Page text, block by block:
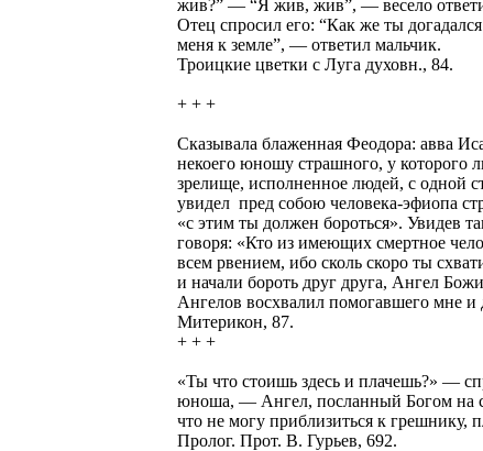
жив?” — “Я жив, жив”, — весело
Отец спросил его: “Как же ты
меня к земле”, — ответил мальчик.
Троицкие цветки с Луга духовн., 84.
+ + +
Сказывала блаженная Феодора: авва
некоего юношу страшного, у которого
зрелище, исполненное людей, с одной
увидел пред собою человека-эфиопа
«с этим ты должен бороться». Увидев
говоря: «Кто из имеющих смертное
всем рвением, ибо сколь скоро ты
и начали бороть друг друга, Ангел
Ангелов восхвалил помогавшего мне и
Митерикон, 87.
+ + +
«Ты что стоишь здесь и плачешь?» —
юноша, — Ангел, посланный Богом на
что не могу приблизиться к грешнику,
Пролог. Прот. В. Гурьев, 692.